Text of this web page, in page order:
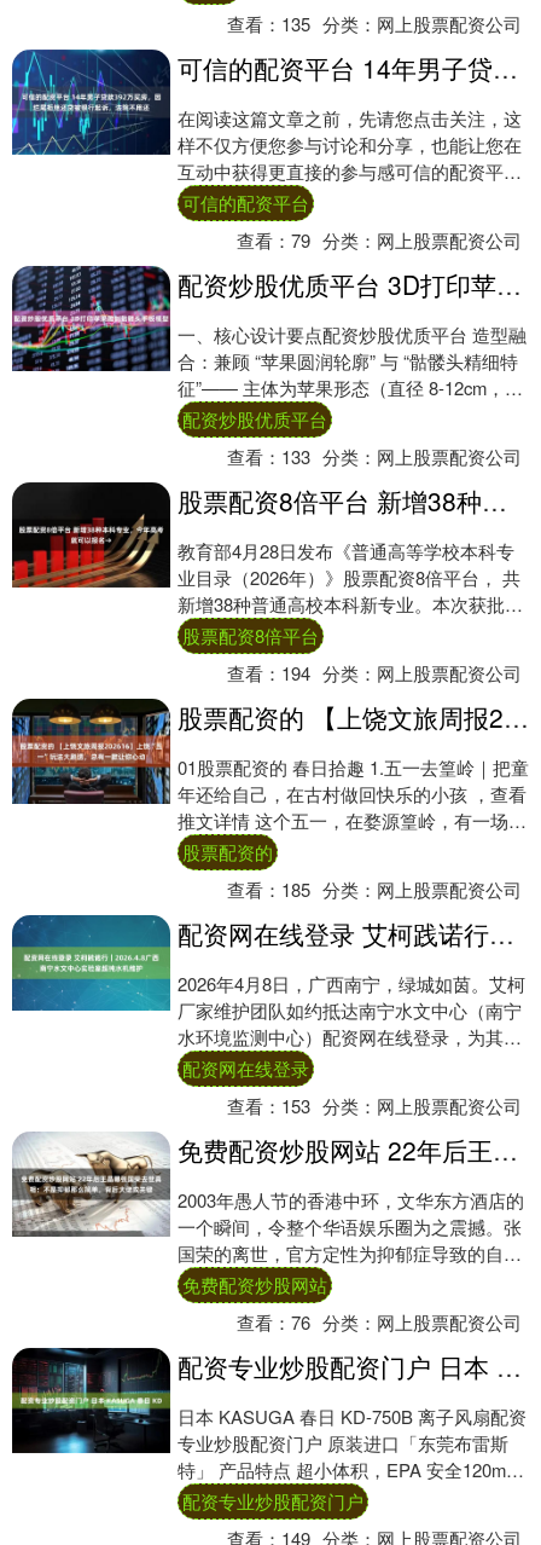
查看： 135 分类： 网上股票配资公司
可信的配资平台 14年男子贷款392万买房，因烂尾拒绝还贷被银行起诉，法院不用还
在阅读这篇文章之前，先请您点击关注，这
样不仅方便您参与讨论和分享，也能让您在
互动中获得更直接的参与感可信的配资平
台，感谢您的支持。 开发商破产，别墅烂尾
购房后....
可信的配资平台
查看：79 分类： 网上股票配资公司
配资炒股优质平台 3D打印苹果雕刻骷髅头手板模型
一、核心设计要点配资炒股优质平台 造型融
合：兼顾 “苹果圆润轮廓” 与 “骷髅头精细特
征”—— 主体为苹果形态（直径 8-12cm，高
度 10-14cm，保留果....
配资炒股优质平台
查看： 133 分类： 网上股票配资公司
股票配资8倍平台 新增38种本科专业，今年高考就可以报名→
教育部4月28日发布《普通高等学校本科专
业目录（2026年）》股票配资8倍平台， 共
新增38种普通高校本科新专业。本次获批申
办高校可纳入2026年高考招生。 今....
股票配资8倍平台
查看： 194 分类： 网上股票配资公司
股票配资的 【上饶文旅周报202616】上饶“五一”玩法大剧透，总有一款让你心动
01股票配资的 春日拾趣 1.五一去篁岭｜把童
年还给自己，在古村做回快乐的小孩 ，查看
推文详情 这个五一，在婺源篁岭，有一场关
于童年的温柔重逢正在发生。不管是带....
股票配资的
查看： 185 分类： 网上股票配资公司
配资网在线登录 艾柯践诺行｜2026.4.8广西南宁水文中心实验室超纯水机维护
2026年4月8日，广西南宁，绿城如茵。艾柯
厂家维护团队如约抵达南宁水文中心（南宁
水环境监测中心）配资网在线登录，为其实
验室核心设备——艾柯Exceed系列超纯....
配资网在线登录
查看： 153 分类： 网上股票配资公司
免费配资炒股网站 22年后王晶曝张国荣去世真相：不是抑郁那么简单，背后大佬成关键
2003年愚人节的香港中环，文华东方酒店的
一个瞬间，令整个华语娱乐圈为之震撼。张
国荣的离世，官方定性为抑郁症导致的自
杀。然而，22年后的今天，导演王晶的一番
爆料....
免费配资炒股网站
查看：76 分类： 网上股票配资公司
配资专业炒股配资门户 日本 KASUGA 春日 KD
日本 KASUGA 春日 KD-750B 离子风扇配资
专业炒股配资门户 原装进口「东莞布雷斯
特」 产品特点 超小体积，EPA 安全120mm
方级紧凑机身，机身....
配资专业炒股配资门户
查看： 149 分类： 网上股票配资公司